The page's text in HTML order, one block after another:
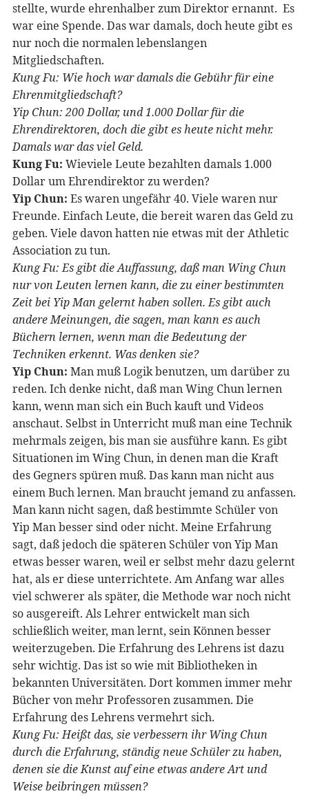
stellte, wurde ehrenhalber zum Direktor ernannt. Es
war eine Spende. Das war damals, doch heute gibt es
nur noch die normalen lebenslangen
Mitgliedschaften.
Kung Fu: Wie hoch war damals die Gebühr für eine
Ehrenmitgliedschaft?
Yip Chun: 200 Dollar, und 1.000 Dollar für die
Ehrendirektoren, doch die gibt es heute nicht mehr.
Damals war das viel Geld.
Kung Fu: Wieviele Leute bezahlten damals 1.000
Dollar um Ehrendirektor zu werden?
Yip Chun: Es waren ungefähr 40. Viele waren nur
Freunde. Einfach Leute, die bereit waren das Geld zu
geben. Viele davon hatten nie etwas mit der Athletic
Association zu tun.
Kung Fu: Es gibt die Auffassung, daß man Wing Chun
nur von Leuten lernen kann, die zu einer bestimmten
Zeit bei Yip Man gelernt haben sollen. Es gibt auch
andere Meinungen, die sagen, man kann es auch
Büchern lernen, wenn man die Bedeutung der
Techniken erkennt. Was denken sie?
Yip Chun: Man muß Logik benutzen, um darüber zu
reden. Ich denke nicht, daß man Wing Chun lernen
kann, wenn man sich ein Buch kauft und Videos
anschaut. Selbst in Unterricht muß man eine Technik
mehrmals zeigen, bis man sie ausführe kann. Es gibt
Situationen im Wing Chun, in denen man die Kraft
des Gegners spüren muß. Das kann man nicht aus
einem Buch lernen. Man braucht jemand zu anfassen.
Man kann nicht sagen, daß bestimmte Schüler von
Yip Man besser sind oder nicht. Meine Erfahrung
sagt, daß jedoch die späteren Schüler von Yip Man
etwas besser waren, weil er selbst mehr dazu gelernt
hat, als er diese unterrichtete. Am Anfang war alles
viel schwerer als später, die Methode war noch nicht
so ausgereift. Als Lehrer entwickelt man sich
schließlich weiter, man lernt, sein Können besser
weiterzugeben. Die Erfahrung des Lehrens ist dazu
sehr wichtig. Das ist so wie mit Bibliotheken in
bekannten Universitäten. Dort kommen immer mehr
Bücher von mehr Professoren zusammen. Die
Erfahrung des Lehrens vermehrt sich.
Kung Fu: Heißt das, sie verbessern ihr Wing Chun
durch die Erfahrung, ständig neue Schüler zu haben,
denen sie die Kunst auf eine etwas andere Art und
Weise beibringen müssen?